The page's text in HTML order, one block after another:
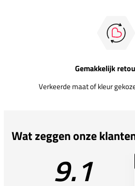
Gemakkelijk
Verkeerde maat of kleur
Wat zeggen onze
9.1